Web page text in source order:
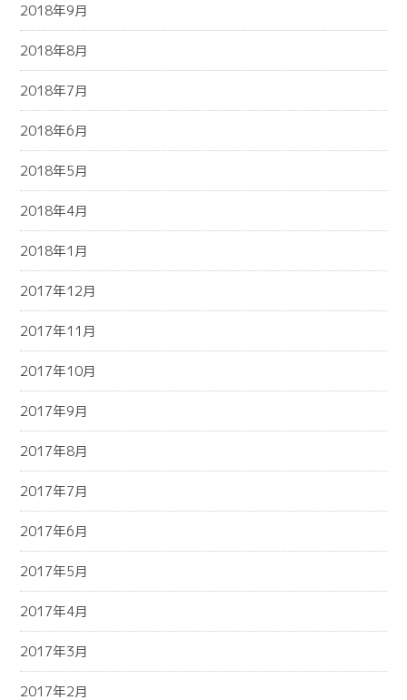
2018年9月
2018年8月
2018年7月
2018年6月
2018年5月
2018年4月
2018年1月
2017年12月
2017年11月
2017年10月
2017年9月
2017年8月
2017年7月
2017年6月
2017年5月
2017年4月
2017年3月
2017年2月